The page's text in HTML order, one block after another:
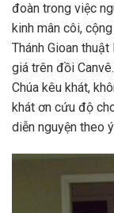
đoàn trong việc
kinh mân côi,
Thánh Gioan
giá trên đồi
Chúa kêu khát,
khát ơn cứu độ
diễn nguyện theo